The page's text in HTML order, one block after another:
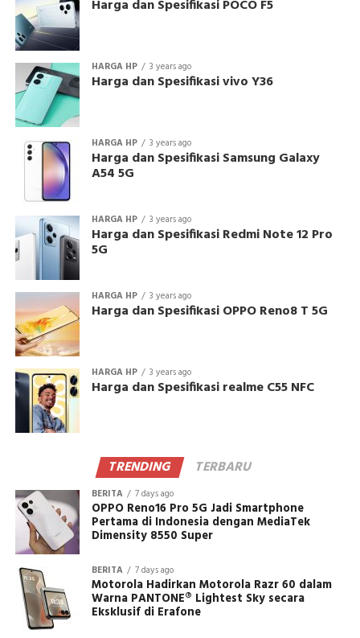
Harga dan Spesifikasi POCO F5
HARGA HP 3 years ago
Harga dan Spesifikasi vivo Y36
HARGA HP 3 years ago
Harga dan Spesifikasi Samsung Galaxy
A54 5G
HARGA HP 3 years ago
Harga dan Spesifikasi Redmi Note 12 Pro
5G
HARGA HP 3 years ago
Harga dan Spesifikasi OPPO Reno8 T 5G
HARGA HP 3 years ago
Harga dan Spesifikasi realme C55 NFC
TRENDING TERBARU
BERITA 7 days ago
OPPO Reno16 Pro 5G Jadi Smartphone
Pertama di Indonesia dengan MediaTek
Dimensity 8550 Super
BERITA 7 days ago
Motorola Hadirkan Motorola Razr 60 dalam
Warna PANTONE® Lightest Sky secara
Eksklusif di Erafone